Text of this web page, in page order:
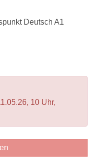
Deutsch A1
10 Uhr,